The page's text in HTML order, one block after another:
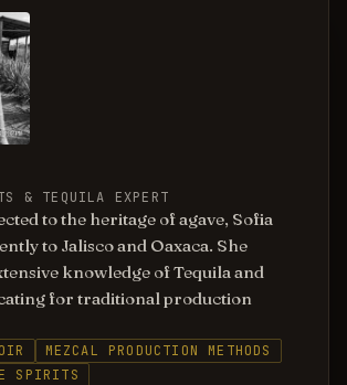
& TEQUILA EXPERT
to the heritage of agave, Sofia
to Jalisco and Oaxaca. She
knowledge of Tequila and
for traditional production
MEZCAL PRODUCTION METHODS
SPIRITS